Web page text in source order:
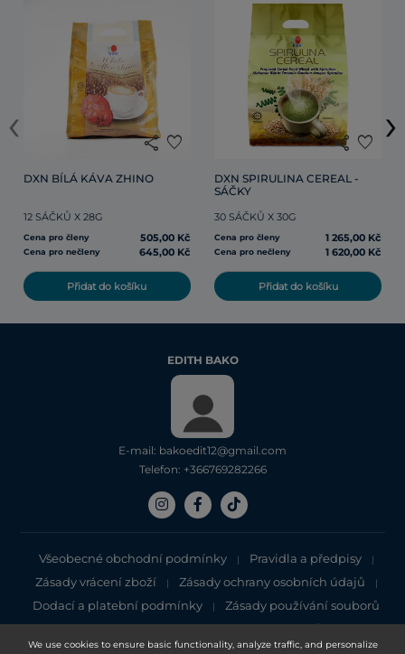
We use cookies to ensure basic functionality, analyze traffic, and personalize
share favorite
DXN BÍLÁ KÁVA ZHINO
12 SÁČKŮ X 28G
Cena pro členy 505,00 Kč
Cena pro nečleny 645,00 Kč
Přidat do košíku
share favorite
DXN SPIRULINA CEREAL -
SÁČKY
30 SÁČKŮ X 30G
Cena pro členy 1 265,00 Kč
Cena pro nečleny 1 620,00 Kč
Přidat do košíku
‹ ›
EDITH BAKO
E-mail: bakoedit12@gmail.com
Telefon: +366769282266
Všeobecné obchodní podmínky | Pravidla a předpisy |
Zásady vrácení zboží | Zásady ochrany osobních údajů |
Dodací a platební podmínky |
Zásady používání souborů
cookie
Zásady ochrany osobních údajů